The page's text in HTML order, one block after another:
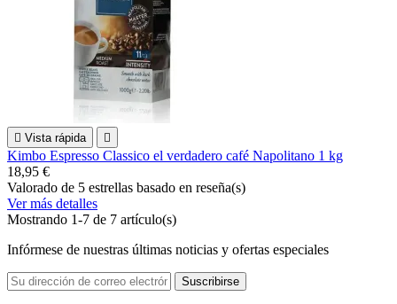
 Vista rápida 
Kimbo Espresso Classico el verdadero café Napolitano 1 kg
18,95 €
Valorado de 5 estrellas basado en reseña(s)
Ver más detalles
Mostrando 1-7 de 7 artículo(s)
Infórmese de nuestras últimas noticias y ofertas especiales